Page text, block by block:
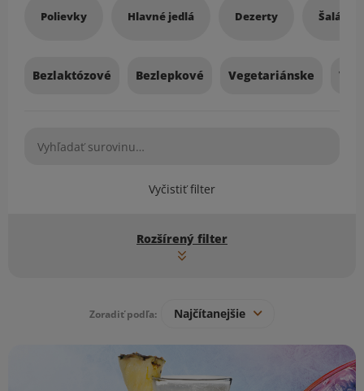
Polievky Hlavné jedlá Dezerty Šaláty
Bezlaktózové Bezlepkové Vegetariánske
Vyčistiť filter
Rozšírený filter
Zoradiť podľa: Najčítanejšie
Zoznam receptov